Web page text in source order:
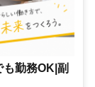
勤務OK|副